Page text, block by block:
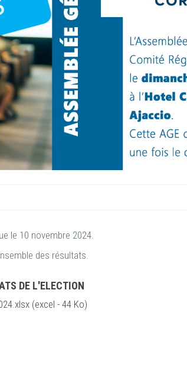
le 10 novembre 2024.
des résultats.
DE L'ELECTION
(excel - 44 Ko)